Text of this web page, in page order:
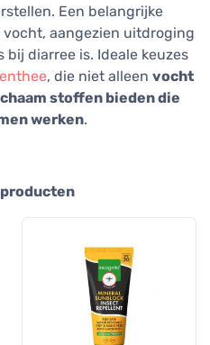
Een belangrijke
aangezien uitdroging
diarree is. Ideale keuzes
, die niet alleen vocht
stoffen bieden die
werken.